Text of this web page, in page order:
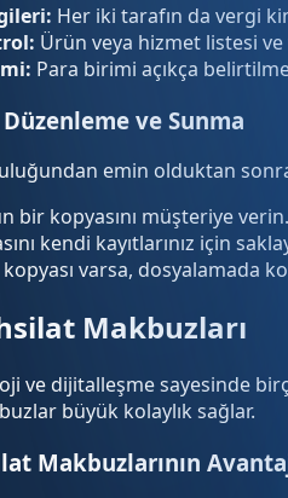
Her iki tarafın da vergi
Ürün veya hizmet listesi
Para birimi açıkça
ve Sunma
emin olduktan
bir kopyasını müşteriye verin.
kendi kayıtlarınız için
varsa, dosyalamada
Makbuzları
ve dijitalleşme sayesinde
büyük kolaylık sağlar.
Makbuzlarının